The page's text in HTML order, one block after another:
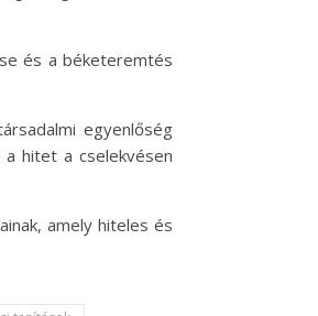
és a béketeremtés
egyenlőség
hitet a cselekvésen
amely hiteles és